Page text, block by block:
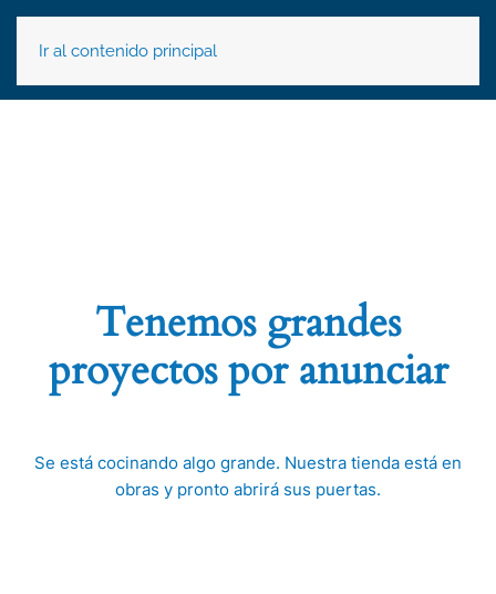
Ir al contenido principal
Tenemos grandes
proyectos por anunciar
Se está cocinando algo grande. Nuestra tienda está en
obras y pronto abrirá sus puertas.